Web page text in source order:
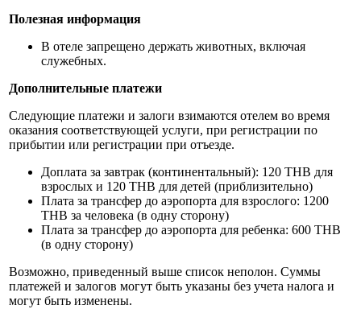
Полезная информация
В отеле запрещено держать животных, включая
служебных.
Дополнительные платежи
Следующие платежи и залоги взимаются отелем во время
оказания соответствующей услуги, при регистрации по
прибытии или регистрации при отъезде.
Доплата за завтрак (континентальный): 120 THB для
взрослых и 120 THB для детей (приблизительно)
Плата за трансфер до аэропорта для взрослого: 1200
THB за человека (в одну сторону)
Плата за трансфер до аэропорта для ребенка: 600 THB
(в одну сторону)
Возможно, приведенный выше список неполон. Суммы
платежей и залогов могут быть указаны без учета налога и
могут быть изменены.